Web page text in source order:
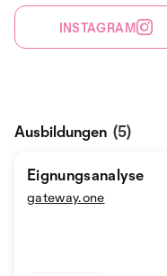
INSTAGRAM
Eignungsanalyse
gateway.one
Ausbildungen (5)